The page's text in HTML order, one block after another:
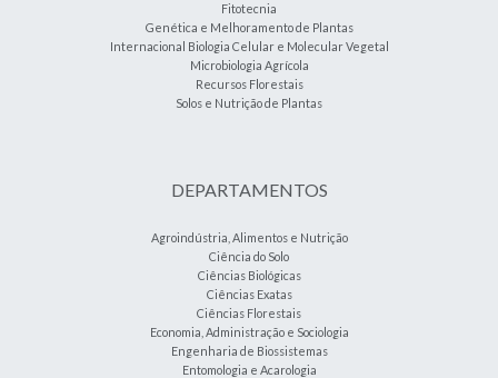
Fitotecnia
Genética e Melhoramento de Plantas
Internacional Biologia Celular e Molecular Vegetal
Microbiologia Agrícola
Recursos Florestais
Solos e Nutrição de Plantas
DEPARTAMENTOS
Agroindústria, Alimentos e Nutrição
Ciência do Solo
Ciências Biológicas
Ciências Exatas
Ciências Florestais
Economia, Administração e Sociologia
Engenharia de Biossistemas
Entomologia e Acarologia